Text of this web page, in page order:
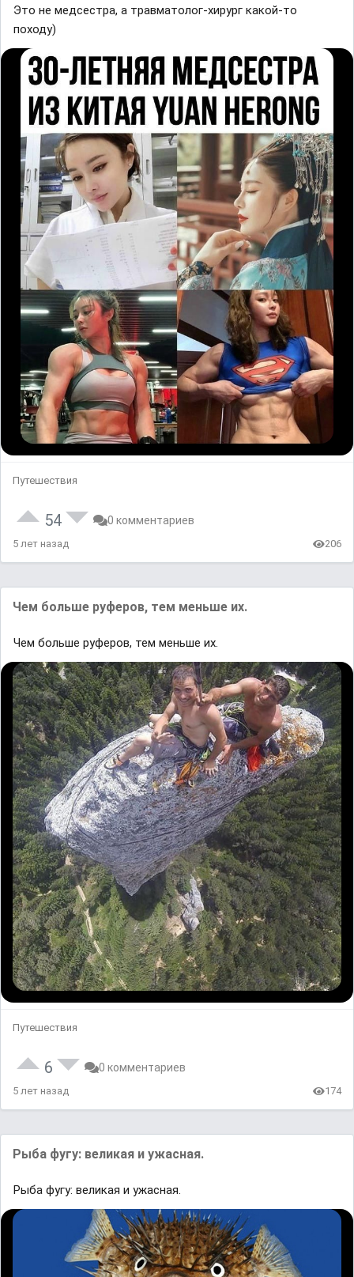
Это не медсестра, а травматолог-хирург какой-то
походу)
Путешествия
54 0 комментариев
5 лет назад 206
Чем больше руферов, тем меньше их.
Чем больше руферов, тем меньше их.
Путешествия
6 0 комментариев
5 лет назад 174
Рыба фугу: великая и ужасная.
Рыба фугу: великая и ужасная.